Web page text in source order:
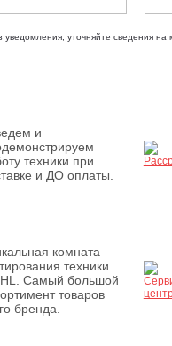
уточняйте сведения
и
техники при
и ДО оплаты.
комната
техники
Самый большой
товаров
бренда.